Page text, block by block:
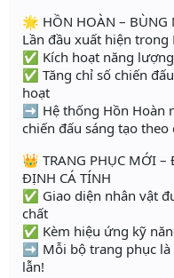
🌟 HỒN HOÀN – BÙNG
Lần đầu xuất hiện trong
✅ Kích hoạt năng
✅ Tăng chỉ số chiến
hoạt
➡️ Hệ thống Hồn Hoàn
chiến đấu sáng tạo theo
👑 TRANG PHỤC MỚI –
ĐỊNH CÁ TÍNH
✅ Giao diện nhân vật
chất
✅ Kèm hiệu ứng kỹ
➡️ Mỗi bộ trang phục là
lẫn!